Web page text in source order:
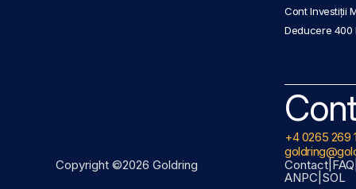
Cont Investiții
Deducere 400
+4 0265 269
Copyright ©2026 Goldring
Contact FAQ
ANPC SOL